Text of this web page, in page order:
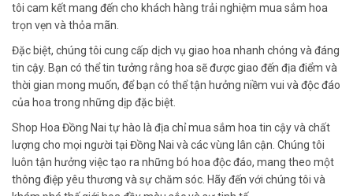
tôi cam kết mang đến cho khách hàng trải nghiệm mua sắm hoa
trọn vẹn và thỏa mãn.
Đặc biệt, chúng tôi cung cấp dịch vụ giao hoa nhanh chóng và đáng
tin cậy. Bạn có thể tin tưởng rằng hoa sẽ được giao đến địa điểm và
thời gian mong muốn, để bạn có thể tận hưởng niềm vui và độc đáo
của hoa trong những dịp đặc biệt.
Shop Hoa Đồng Nai tự hào là địa chỉ mua sắm hoa tin cậy và chất
lượng cho mọi người tại Đồng Nai và các vùng lân cận. Chúng tôi
luôn tận hưởng việc tạo ra những bó hoa độc đáo, mang theo một
thông điệp yêu thương và sự chăm sóc. Hãy đến với chúng tôi và